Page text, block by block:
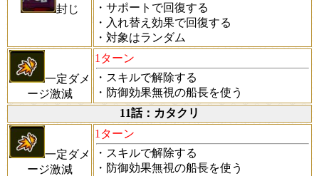
封じ
・サポートで回復する
・入れ替え効果で回復する
・対象はランダム
一定ダメ
ージ激減
1ターン
・スキルで解除する
・防御効果無視の船長を使う
11話：カタクリ
一定ダメ
ージ激減
1ターン
・スキルで解除する
・防御効果無視の船長を使う